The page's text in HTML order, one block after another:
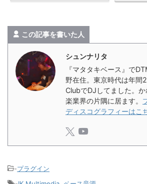
この記事を書いた人
シュンナリタ
『マタタキベース』で
野在住。東京時代は年間
ClubでDJしてました。
楽業界の片隅に居ます。
ディスコグラフィーはこ
-プラグイン